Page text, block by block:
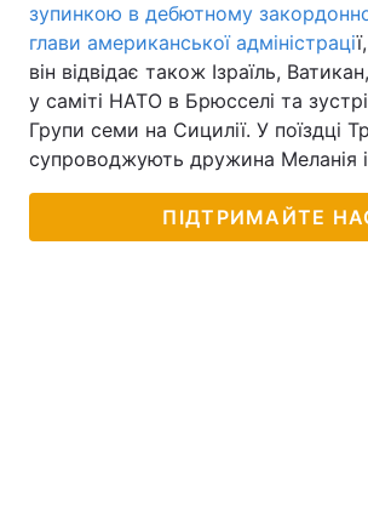
зупинкою в дебютному
глави американської адміністраці
він відвідає також Ізраїль,
у саміті НАТО в Брюсселі та
Групи семи на Сицилії. У поїздці
супроводжують дружина Меланія і
ПІДТРИМАЙТЕ